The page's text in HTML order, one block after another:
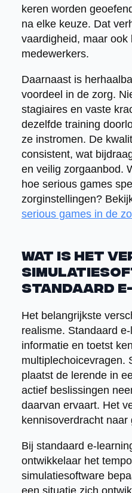
keren worden
na elke keuze. Dat
vaardigheid, maar ook
medewerkers.
Daarnaast is
voordeel in de zorg.
stagiaires en vaste
dezelfde training
ze instromen. De
consistent, wat
en veilig zorgaanbod.
hoe serious games
zorginstellingen?
serious games in de
Wat is het
standaard
Het belangrijkste
realisme. Standaard
informatie en toetst
multiplechoicevragen.
plaatst de lerende in
actief beslissingen
daarvan ervaart. Het
kennisoverdracht naar
Bij standaard e-
ontwikkelaar het
simulatiesoftware
een situatie zich